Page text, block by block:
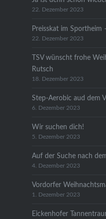
22. Dezember 2023
Preisskat im Sportheim
22. Dezember 2023
TSV wünscht frohe
Rutsch
18. Dezember 2023
Step-Aerobic aud dem
6. Dezember 2023
Wir suchen dich!
5. Dezember 2023
Auf der Suche nach
4. Dezember 2023
Vordorfer
1. Dezember 2023
Eickenhofer